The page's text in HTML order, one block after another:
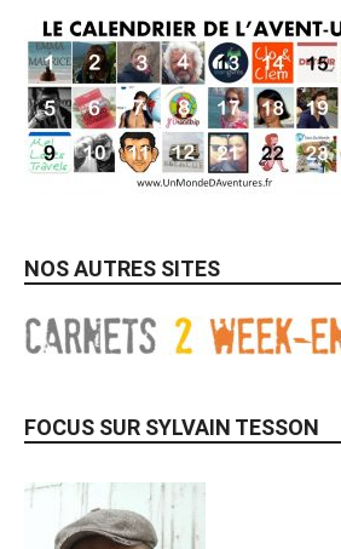
NOS AUTRES SITES
FOCUS SUR SYLVAIN TESSON